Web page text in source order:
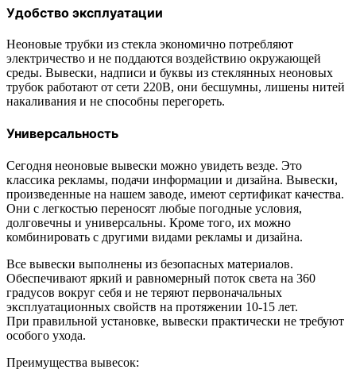
Удобство эксплуатации
Неоновые трубки из стекла экономично потребляют
электричество и не поддаются воздействию окружающей
среды. Вывески, надписи и буквы из стеклянных неоновых
трубок работают от сети 220В, они бесшумны, лишены нитей
накаливания и не способны перегореть.
Универсальность
Сегодня неоновые вывески можно увидеть везде. Это
классика рекламы, подачи информации и дизайна. Вывески,
произведенные на нашем заводе, имеют сертификат качества.
Они с легкостью переносят любые погодные условия,
долговечны и универсальны. Кроме того, их можно
комбинировать с другими видами рекламы и дизайна.
Все вывески выполнены из безопасных материалов.
Обеспечивают яркий и равномерный поток света на 360
градусов вокруг себя и не теряют первоначальных
эксплуатационных свойств на протяжении 10-15 лет.
При правильной установке, вывески практически не требуют
особого ухода.
Преимущества вывесок: